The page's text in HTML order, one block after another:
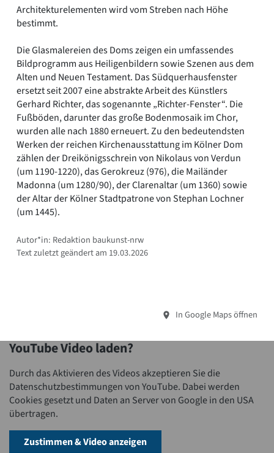
Architekturelementen wird vom Streben nach Höhe
bestimmt.
Die Glasmalereien des Doms zeigen ein umfassendes
Bildprogramm aus Heiligenbildern sowie Szenen aus dem
Alten und Neuen Testament. Das Südquerhausfenster
ersetzt seit 2007 eine abstrakte Arbeit des Künstlers
Gerhard Richter, das sogenannte „Richter-Fenster“. Die
Fußböden, darunter das große Bodenmosaik im Chor,
wurden alle nach 1880 erneuert. Zu den bedeutendsten
Werken der reichen Kirchenausstattung im Kölner Dom
zählen der Dreikönigsschrein von Nikolaus von Verdun
(um 1190-1220), das Gerokreuz (976), die Mailänder
Madonna (um 1280/90), der Clarenaltar (um 1360) sowie
der Altar der Kölner Stadtpatrone von Stephan Lochner
(um 1445).
Autor*in: Redaktion baukunst-nrw
Text zuletzt geändert am 19.03.2026
In Google Maps öffnen
YouTube Video laden?
Durch das Aktivieren des Videos akzeptieren Sie die
Datenschutzbestimmungen von YouTube. Dabei werden
Cookies gesetzt und Daten an Server von Google in den USA
übertragen.
Zustimmen & Video anzeigen